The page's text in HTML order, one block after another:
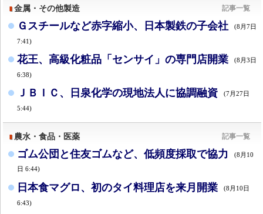
金属・その他製造 記事一覧
Ｇスチールなど赤字縮小、日本製鉄の子会社 (8月7日
7:41)
花王、高級化粧品「センサイ」の専門店開業 (8月3日
6:38)
ＪＢＩＣ、日泉化学の現地法人に協調融資 (7月27日
5:44)
農水・食品・医薬 記事一覧
ゴム公団と住友ゴムなど、低頻度採取で協力
(8月10
日 6:44)
日本食マグロ、初のタイ料理店を来月開業 (8月10日
6:43)